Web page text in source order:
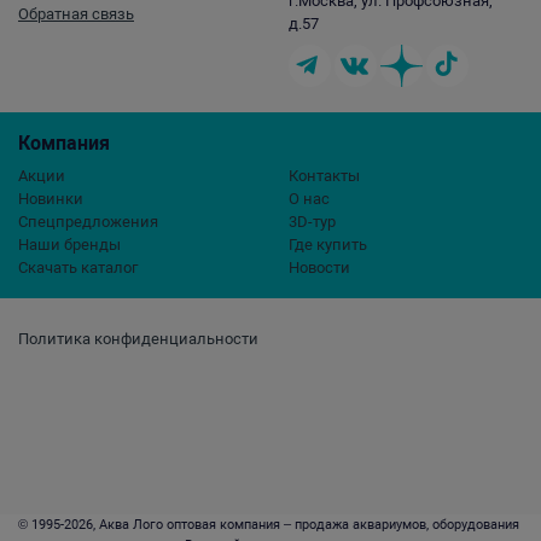
Политика конфиденциальности
Компания
Акции
Новинки
Спецпредложения
Наши бренды
Скачать каталог
Контакты
О нас
3D-тур
Где купить
Новости
Обратная связь
д.57
© 1995-2026, Аква Лого оптовая компания – продажа аквариумов, оборудования